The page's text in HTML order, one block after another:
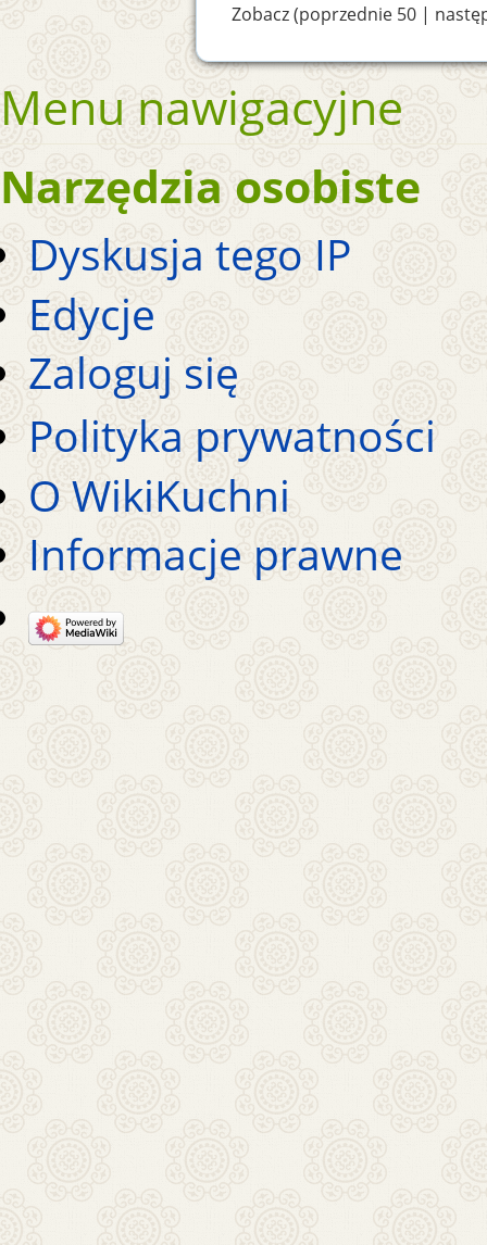
Zobacz (poprzednie 50 |
Menu nawigacyjne
Narzędzia osobiste
Dyskusja tego IP
Edycje
Zaloguj się
Polityka prywatności
O WikiKuchni
Informacje prawne